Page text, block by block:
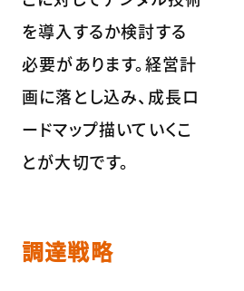
を導入するか検討する
必要があります。経営計
画に落とし込み、成長ロ
ードマップ描いていくこ
とが大切です。
調達戦略